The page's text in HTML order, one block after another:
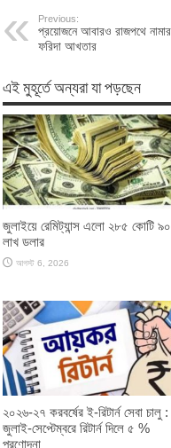
Previous:
প্রয়োজনে আবারও রাজপথে
ফরিদা আখতার
এই মুহূর্তে অন্যরা যা পড়ছেন
জুলাইয়ে রেমিট্যান্স এলো ২৮৫ কোটি ৯০
লাখ ডলার
আগস্ট 6, 2026
২০২৬-২৭ করবর্ষের ই-রিটার্ন সেবা চালু :
জুলাই-সেপ্টেম্বরে রিটার্ন দিলে ৫ %
প্রণোদনা